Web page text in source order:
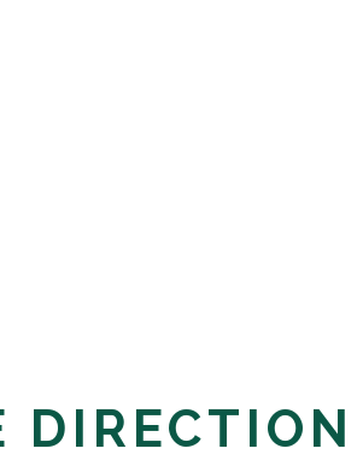
DIRECTION